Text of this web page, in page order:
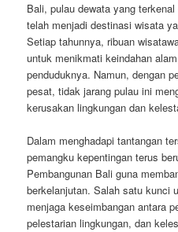
Bali, pulau dewata yang
telah menjadi destinasi wisata
Setiap tahunnya, ribuan
untuk menikmati keindahan
penduduknya. Namun, dengan
pesat, tidak jarang pulau ini
kerusakan lingkungan dan
Dalam menghadapi tantangan
pemangku kepentingan terus
Pembangunan Bali guna
berkelanjutan. Salah satu kunci
menjaga keseimbangan antara
pelestarian lingkungan, dan